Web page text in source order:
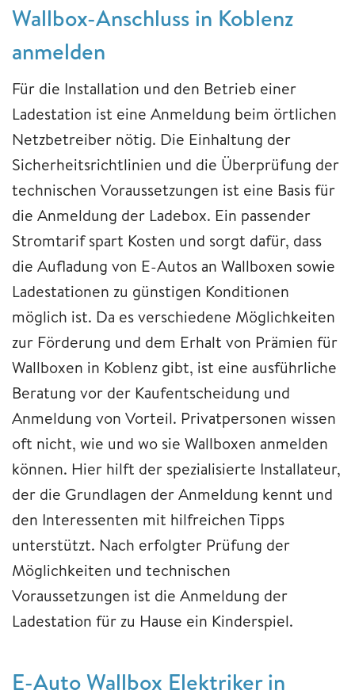
Wallbox-Anschluss in Koblenz
anmelden
Für die Installation und den Betrieb einer
Ladestation ist eine Anmeldung beim örtlichen
Netzbetreiber nötig. Die Einhaltung der
Sicherheitsrichtlinien und die Überprüfung der
technischen Voraussetzungen ist eine Basis für
die Anmeldung der Ladebox. Ein passender
Stromtarif spart Kosten und sorgt dafür, dass
die Aufladung von E-Autos an Wallboxen sowie
Ladestationen zu günstigen Konditionen
möglich ist. Da es verschiedene Möglichkeiten
zur Förderung und dem Erhalt von Prämien für
Wallboxen in Koblenz gibt, ist eine ausführliche
Beratung vor der Kaufentscheidung und
Anmeldung von Vorteil. Privatpersonen wissen
oft nicht, wie und wo sie Wallboxen anmelden
können. Hier hilft der spezialisierte Installateur,
der die Grundlagen der Anmeldung kennt und
den Interessenten mit hilfreichen Tipps
unterstützt. Nach erfolgter Prüfung der
Möglichkeiten und technischen
Voraussetzungen ist die Anmeldung der
Ladestation für zu Hause ein Kinderspiel.
E-Auto Wallbox Elektriker in